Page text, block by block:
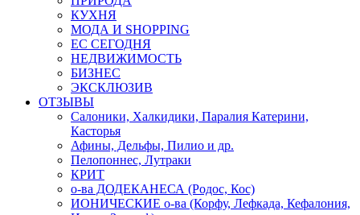
КУХНЯ
МОДА И SHOPPING
ЕС СЕГОДНЯ
НЕДВИЖИМОСТЬ
БИЗНЕС
ЭКСКЛЮЗИВ
ОТЗЫВЫ
Салоники, Халкидики, Паралия Катерини,
Касторья
Афины, Дельфы, Пилио и др.
Пелопоннес, Лутраки
КРИТ
о-ва ДОДЕКАНЕСА (Родос, Кос)
ИОНИЧЕСКИЕ о-ва (Корфу, Лефкада, Кефалония,